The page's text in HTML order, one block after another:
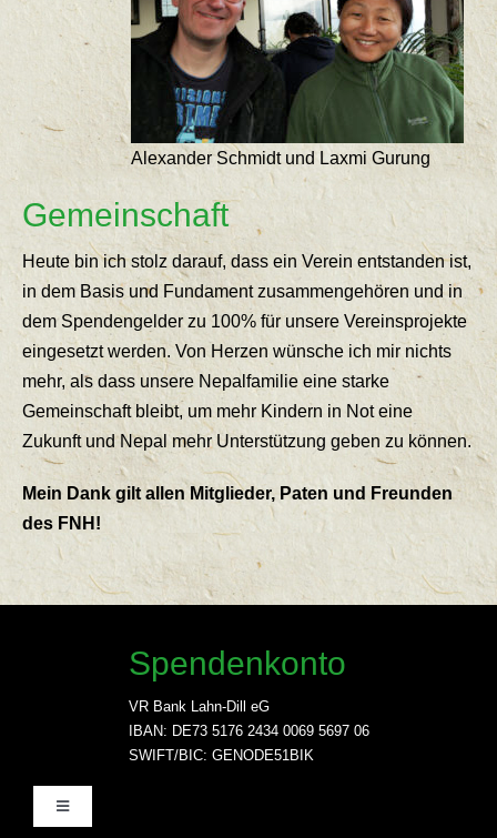
Alexander Schmidt und Laxmi Gurung
Gemeinschaft
Heute bin ich stolz darauf, dass ein Verein entstanden ist,
in dem Basis und Fundament zusammengehören und in
dem Spendengelder zu 100% für unsere Vereinsprojekte
eingesetzt werden. Von Herzen wünsche ich mir nichts
mehr, als dass unsere Nepalfamilie eine starke
Gemeinschaft bleibt, um mehr Kindern in Not eine
Zukunft und Nepal mehr Unterstützung geben zu können.
Mein Dank gilt allen Mitglieder, Paten und Freunden
des FNH!
Spendenkonto
VR Bank Lahn-Dill eG
IBAN: DE73 5176 2434 0069 5697 06
SWIFT/BIC: GENODE51BIK
Toggle
Navigation